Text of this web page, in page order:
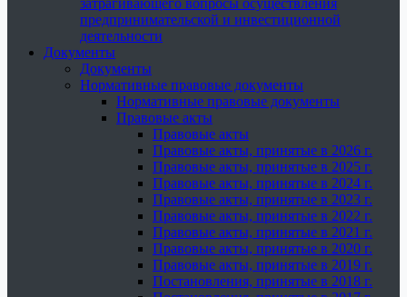
затрагивающего вопросы осуществления
предпринимательской и инвестиционной
деятельности
Документы
Документы
Нормативные правовые документы
Нормативные правовые документы
Правовые акты
Правовые акты
Правовые акты, принятые в 2026 г.
Правовые акты, принятые в 2025 г.
Правовые акты, принятые в 2024 г.
Правовые акты, принятые в 2023 г.
Правовые акты, принятые в 2022 г.
Правовые акты, принятые в 2021 г.
Правовые акты, принятые в 2020 г.
Правовые акты, принятые в 2019 г.
Постановления, принятые в 2018 г.